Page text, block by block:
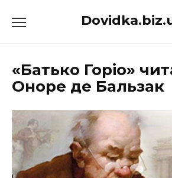
до
«Батько Горіо»
Оноре де Бальзак